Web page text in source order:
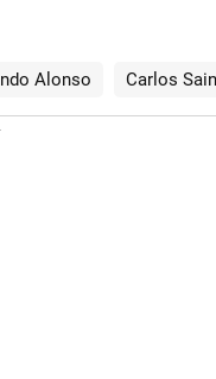
Alonso Carlos